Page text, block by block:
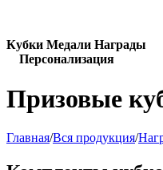
Кубки Медали Награды
Персонализация
Призовые
Главная/Вся продукция/